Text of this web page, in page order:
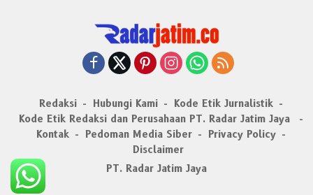
Redaksi Hubungi Kami
Kode Etik Jurnalistik
Kode Etik Redaksi dan Perusahaan PT. Radar Jatim Jaya
Kontak
Pedoman Media Siber
Privacy Policy
Disclaimer
PT. Radar Jatim Jaya